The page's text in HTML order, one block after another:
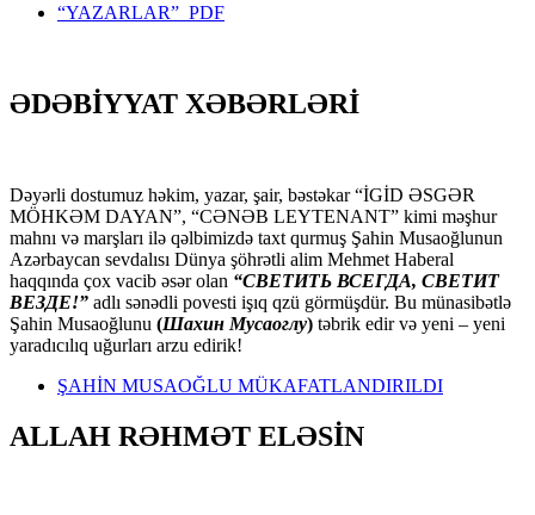
“YAZARLAR” PDF
ƏDƏBİYYAT XƏBƏRLƏRİ
Dəyərli dostumuz həkim, yazar, şair, bəstəkar “İGİD ƏSGƏR
MÖHKƏM DAYAN”, “CƏNƏB LEYTENANT” kimi məşhur
mahnı və marşları ilə qəlbimizdə taxt qurmuş Şahin Musaoğlunun
Azərbaycan sevdalısı Dünya şöhrətli alim Mehmet Haberal
haqqında çox vacib əsər olan “СВЕТИТЬ ВСЕГДА, СВЕТИТ
ВЕЗДЕ!” adlı sənədli povesti işıq qzü görmüşdür. Bu münasibətlə
Şahin Musaoğlunu (Шахин Мусаоглу) təbrik edir və yeni – yeni
yaradıcılıq uğurları arzu edirik!
ŞAHİN MUSAOĞLU MÜKAFATLANDIRILDI
ALLAH RƏHMƏT ELƏSİN